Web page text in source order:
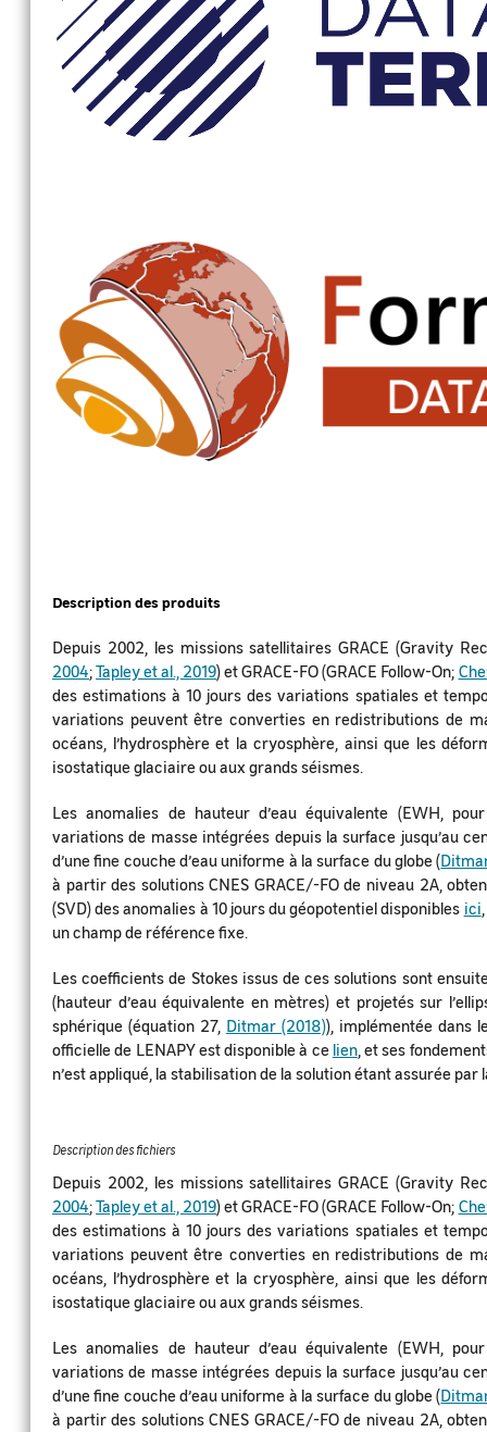
Description des produits
Depuis 2002, les missions satellitaires GRACE (Gravity
2004;Tapley et al., 2019) et GRACE-FO (GRACE Follow-On;
des estimations à 10 jours des variations spatiales et
variations peuvent être converties en redistributions de
océans, l’hydrosphère et la cryosphère, ainsi que les
isostatique glaciaire ou aux grands séismes.
Les anomalies de hauteur d’eau équivalente (EWH,
variations de masse intégrées depuis la surface jusqu’au
d’une fine couche d’eau uniforme à la surface du globe (
à partir des solutions CNES GRACE/-FO de niveau 2A,
(SVD) des anomalies à 10 jours du géopotentiel disponibles ici
un champ de référence fixe.
Les coefficients de Stokes issus de ces solutions sont
(hauteur d’eau équivalente en mètres) et projetés sur
sphérique (équation 27, Ditmar (2018)), implémentée dans
officielle de LENAPY est disponible à ce lien, et ses
n’est appliqué, la stabilisation de la solution étant assurée par
Description des fichiers
Depuis 2002, les missions satellitaires GRACE (Gravity
2004;Tapley et al., 2019) et GRACE-FO (GRACE Follow-On;
des estimations à 10 jours des variations spatiales et
variations peuvent être converties en redistributions de
océans, l’hydrosphère et la cryosphère, ainsi que les
isostatique glaciaire ou aux grands séismes.
Les anomalies de hauteur d’eau équivalente (EWH,
variations de masse intégrées depuis la surface jusqu’au
d’une fine couche d’eau uniforme à la surface du globe (
à partir des solutions CNES GRACE/-FO de niveau 2A,